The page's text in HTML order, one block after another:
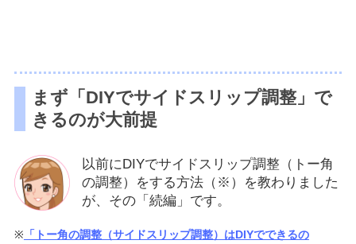
まず「DIYでサイドスリップ調整」で
きるのが大前提
以前にDIYでサイドスリップ調整（トー角
の調整）をする方法（※）を教わりました
が、その「続編」です。
※ 「トー角の調整（サイドスリップ調整）はDIYでできるの